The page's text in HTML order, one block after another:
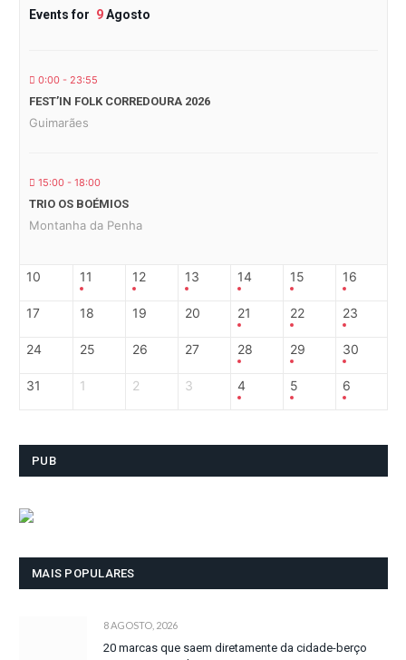
Events for 9Agosto
0:00 - 23:55
FEST’IN FOLK CORREDOURA 2026
Guimarães
15:00 - 18:00
TRIO OS BOÉMIOS
Montanha da Penha
10 11 12 13 14 15 16
17 18 19 20 21 22 23
24 25 26 27 28 29 30
31 1 2 3 4 5 6
PUB
MAIS POPULARES
8 AGOSTO, 2026
20 marcas que saem diretamente da cidade-berço